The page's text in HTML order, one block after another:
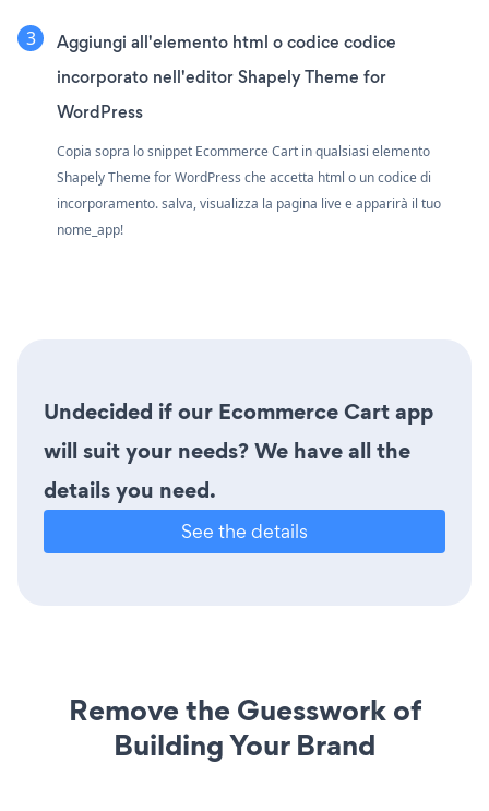
Aggiungi all'elemento html o codice codice
incorporato nell'editor Shapely Theme for
WordPress
Copia sopra lo snippet Ecommerce Cart in qualsiasi elemento
Shapely Theme for WordPress che accetta html o un codice di
incorporamento. salva, visualizza la pagina live e apparirà il tuo
nome_app!
Undecided if our Ecommerce Cart app
will suit your needs? We have all the
details you need.
See the details
Remove the Guesswork of
Building Your Brand